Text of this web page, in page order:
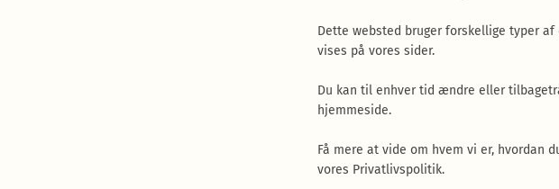
Dette websted bruger forskellige typer
vises på vores sider.
Du kan til enhver tid ændre eller
hjemmeside.
Få mere at vide om hvem vi er, hvordan
vores Privatlivspolitik.